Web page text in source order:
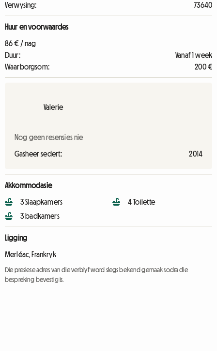
Verwysing:
73640
Huur en voorwaardes
86 € / nag
Duur:
Vanaf 1 week
Waarborgsom:
200 €
Valerie
Nog geen resensies nie
Gasheer sedert: 2014
Akkommodasie
3 Slaapkamers
3 badkamers
4 Toilette
Ligging
Merléac, Frankryk
Die presiese adres van die verblyf word slegs bekend gemaak sodra die
bespreking bevestig is.